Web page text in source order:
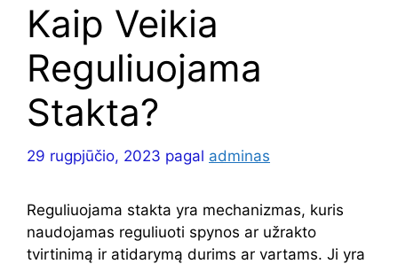
Kaip Veikia
Reguliuojama
Stakta?
29 rugpjūčio, 2023 pagal adminas
Reguliuojama stakta yra mechanizmas, kuris
naudojamas reguliuoti spynos ar užrakto
tvirtinimą ir atidarymą durims ar vartams. Ji yra